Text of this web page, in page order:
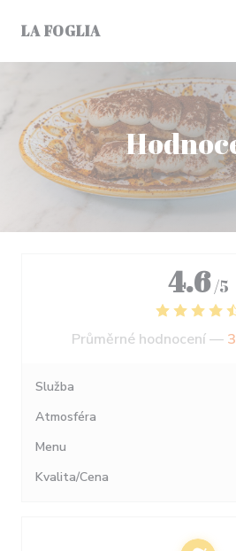
LA FOGLIA
4.6 /5
Průměrné hodnocení —
Služba
Atmosféra
Menu
Kvalita/Cena